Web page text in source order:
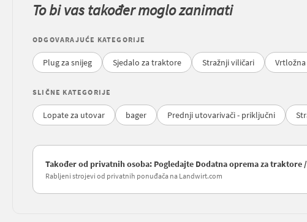
To bi vas također moglo zanimati
ODGOVARAJUĆE KATEGORIJE
Plug za snijeg Sjedalo za traktore Stražnji viličari
SLIČNE KATEGORIJE
Lopate za utovar bager Prednji utovarivači - priključni
Također od privatnih osoba: Pogledajte Dodatna oprema za traktore
Rabljeni strojevi od privatnih ponuđača na Landwirt.com